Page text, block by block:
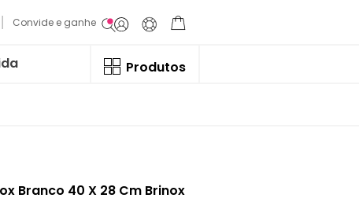
Convide e ganhe
Produtos
Branco 40 X 28 Cm Brinox